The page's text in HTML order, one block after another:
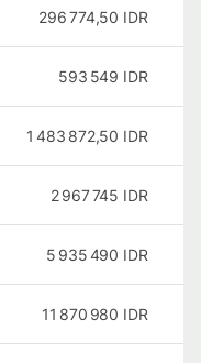
296 774,50 IDR
593 549 IDR
1 483 872,50 IDR
2 967 745 IDR
5 935 490 IDR
11 870 980 IDR